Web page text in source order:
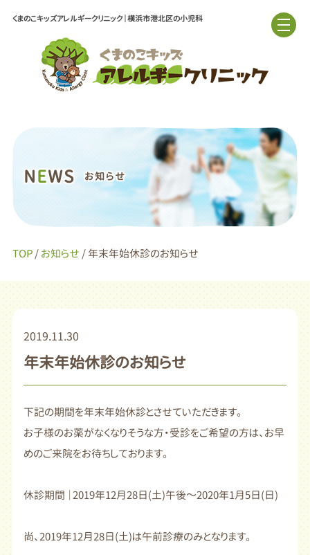
くまのこキッズアレルギークリニック｜横浜市港北区の小児科
NEWS お知らせ
TOP/お知らせ / 年末年始休診のお知らせ
2019.11.30
年末年始休診のお知らせ
下記の期間を年末年始休診とさせていただきます。
お子様のお薬がなくなりそうな方・受診をご希望の方は、お早
めのご来院をお待ちしております。
休診期間 ｜2019年12月28日(土)午後～2020年1月5日(日)
尚、2019年12月28日(土)は午前診療のみとなります。